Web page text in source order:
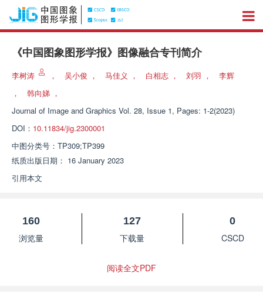
《中国图象图形学报》图像融合专刊简介
李树涛 ， 吴小俊 ， 马佳义 ， 白相志 ， 刘羽 ，
李辉
，
韩向娣 ，
Journal of Image and Graphics Vol. 28, Issue 1, Pages: 1-2(2023)
DOI： 10.11834/jig.2300001
中图分类号： TP309;TP399
纸质出版日期： 16 January 2023
引用本文
160
浏览量
127
下载量
0
CSCD
阅读全文PDF